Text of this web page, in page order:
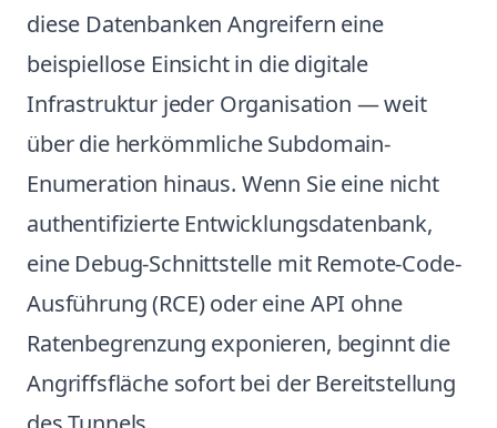
diese Datenbanken Angreifern eine
beispiellose Einsicht in die digitale
Infrastruktur jeder Organisation — weit
über die herkömmliche Subdomain-
Enumeration hinaus. Wenn Sie eine nicht
authentifizierte Entwicklungsdatenbank,
eine Debug-Schnittstelle mit Remote-Code-
Ausführung (RCE) oder eine API ohne
Ratenbegrenzung exponieren, beginnt die
Angriffsfläche sofort bei der Bereitstellung